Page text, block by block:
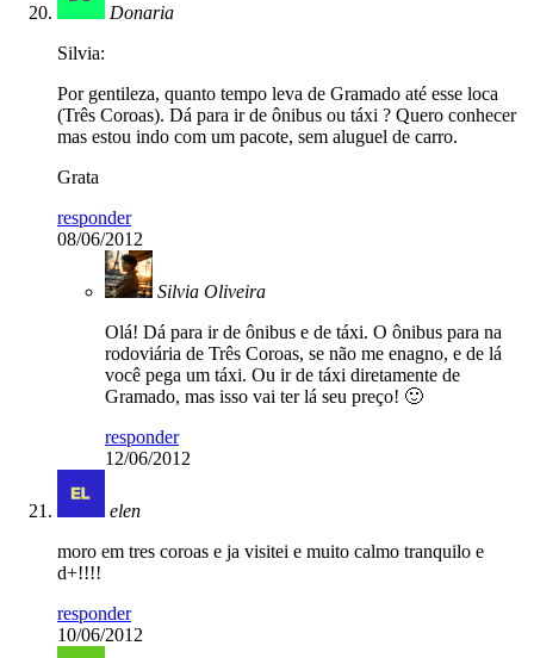
Donaria
Silvia:
Por gentileza, quanto tempo leva de Gramado até esse loca
(Três Coroas). Dá para ir de ônibus ou táxi ? Quero conhecer
mas estou indo com um pacote, sem aluguel de carro.
Grata
responder
08/06/2012
Silvia Oliveira
Olá! Dá para ir de ônibus e de táxi. O ônibus para na
rodoviária de Três Coroas, se não me enagno, e de lá
você pega um táxi. Ou ir de táxi diretamente de
Gramado, mas isso vai ter lá seu preço! 🙂
responder
12/06/2012
elen
moro em tres coroas e ja visitei e muito calmo tranquilo e
d+!!!!
responder
10/06/2012